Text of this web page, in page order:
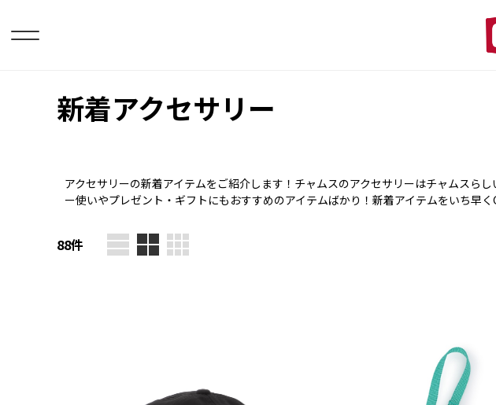
■夏
新着アクセサリー
アクセサリーの新着アイテムをご紹介します！チャムスのアクセサリーはチャムスら
ー使いやプレゼント・ギフトにもおすすめのアイテムばかり！新着アイテムをいち早く
88件